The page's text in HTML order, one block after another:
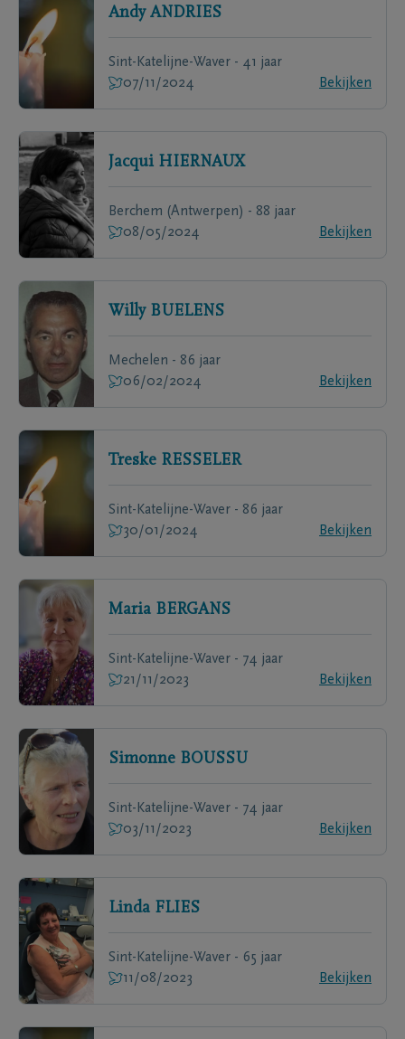
Andy ANDRIES
Sint-Katelijne-Waver - 41 jaar
07/11/2024
Bekijken
Jacqui HIERNAUX
Berchem (Antwerpen) - 88 jaar
08/05/2024
Bekijken
Willy BUELENS
Mechelen - 86 jaar
06/02/2024
Bekijken
Treske RESSELER
Sint-Katelijne-Waver - 86 jaar
30/01/2024
Bekijken
Maria BERGANS
Sint-Katelijne-Waver - 74 jaar
21/11/2023
Bekijken
Simonne BOUSSU
Sint-Katelijne-Waver - 74 jaar
03/11/2023
Bekijken
Linda FLIES
Sint-Katelijne-Waver - 65 jaar
11/08/2023
Bekijken